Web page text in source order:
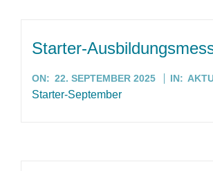
Starter-
2025-
09-
ON: 22. SEPTEMBER 2025 IN:
Starter-September